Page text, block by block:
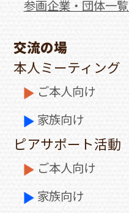
参画企業・団体一
交流の場
本人ミーティング
ご本人向け
家族向け
ピアサポート活動
ご本人向け
家族向け